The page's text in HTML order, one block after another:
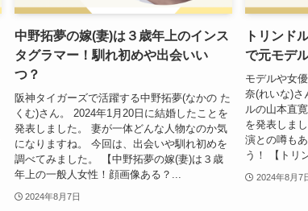
中野拓夢の嫁(妻)は３歳年上のインス
タグラマー！馴れ初めや出会いい
つ？
阪神タイガーズで活躍する中野拓夢(なかの た
くむ)さん。 2024年1月20日に結婚したことを
発表しました。 妻が一体どんな人物なのか気
になりますね。 今回は、出会いや馴れ初めを
調べてみました。 【中野拓夢の嫁(妻)は３歳
年上の一般人女性！顔画像ある？...
2024年8月7日
トリンド
で元モデ
モデルや女
奈(れいな)さ
ルの山本直
を発表しま
演との噂も
う！ 【トリ
2024年8月7